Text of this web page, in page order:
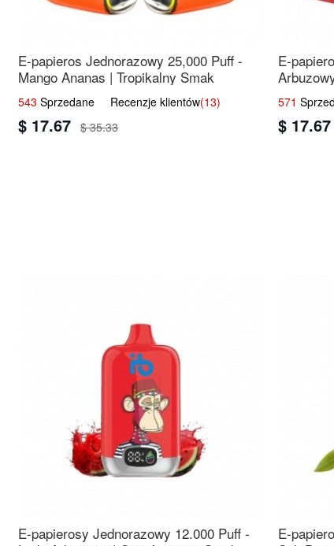
E-papieros Jednorazowy 25,000 Puff -
Mango Ananas | Tropikalny Smak
543 Sprzedane Recenzje klientów(13)
$ 17.67 $ 35.33
E-
571
$ 17.67
E-papierosy Jednorazowy 12.000 Puff -
E-